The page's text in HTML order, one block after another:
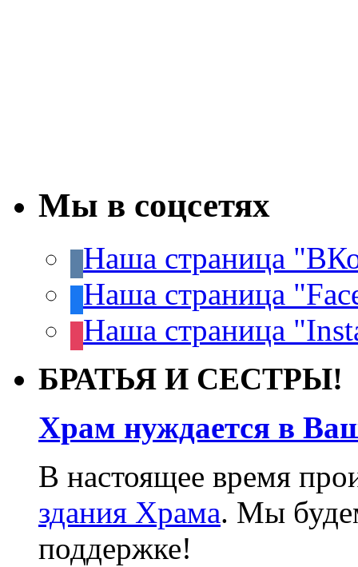
Мы в соцсетях
Наша страница
Наша страница
Наша страница
БРАТЬЯ И СЕСТРЫ!
Храм нуждается в
В настоящее время
здания Храма. Мы
поддержке!